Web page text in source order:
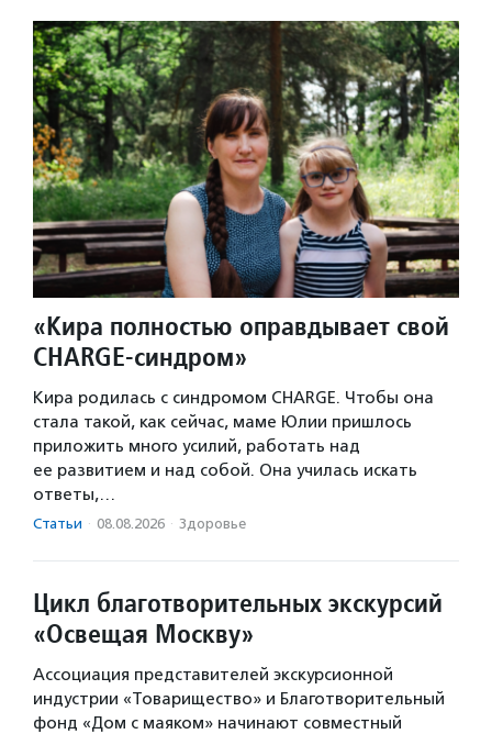
«Кира полностью оправдывает свой
CHARGE-синдром»
Кира родилась с синдромом CHARGE. Чтобы она
стала такой, как сейчас, маме Юлии пришлось
приложить много усилий, работать над
ее развитием и над собой. Она училась искать
ответы,…
Статьи · 08.08.2026 · Здоровье
Цикл благотворительных экскурсий
«Освещая Москву»
Ассоциация представителей экскурсионной
индустрии «Товарищество» и Благотворительный
фонд «Дом с маяком» начинают совместный